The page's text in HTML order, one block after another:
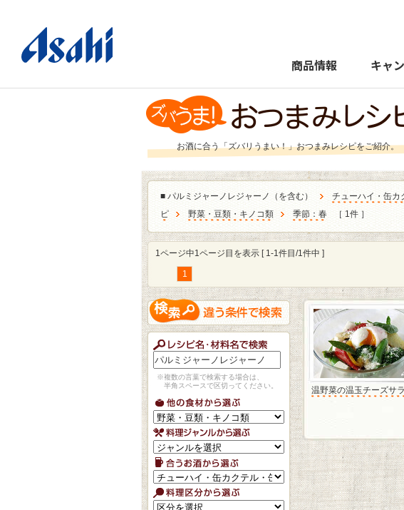
商品情報 キャ
お酒に合う「ズバリうまい！」おつまみレシピをご紹介。
■ パルミジャーノレジャーノ（を含む）
チューハイ・缶カ
ピ
野菜・豆類・キノコ類 季節：春 ［ 1件 ］
1ページ中1ページ目を表示 [ 1-1件目/1件中 ]
1
※複数の言葉で検索する場合は、
半角スペースで区切ってください。
温野菜の温玉チーズサ